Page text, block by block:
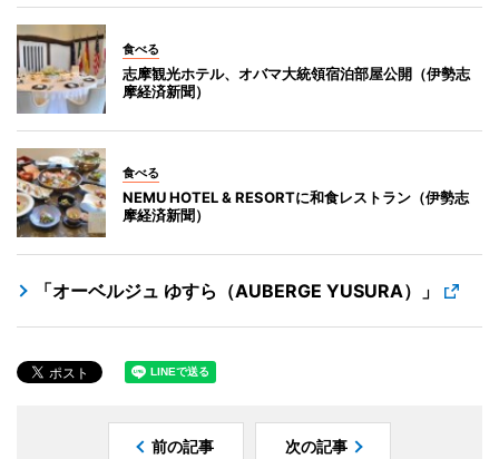
食べる
志摩観光ホテル、オバマ大統領宿泊部屋公開（伊勢志
摩経済新聞）
食べる
NEMU HOTEL & RESORTに和食レストラン（伊勢志
摩経済新聞）
「オーベルジュ ゆすら（AUBERGE YUSURA）」
前の記事 次の記事